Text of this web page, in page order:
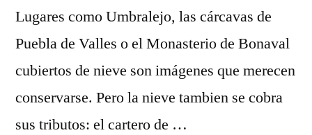
Lugares como Umbralejo, las cárcavas de
Puebla de Valles o el Monasterio de Bonaval
cubiertos de nieve son imágenes que merecen
conservarse. Pero la nieve tambien se cobra
sus tributos: el cartero de …